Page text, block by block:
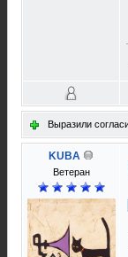
Выразили
KUBA
Ветеран